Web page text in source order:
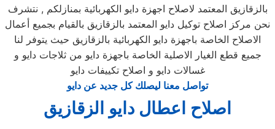
بالزقازيق المعتمد لاصلاح اجهزة دايو الكهربائية بمنازلكم , نتشرف
نحن مركز اصلاح توكيل دايو المعتمد بالزقازيق بالقيام بجميع أعمال
الاصلاح الخاصة باجهزة دايو الكهربائية بالزقازيق حيث يتوفر لنا
جميع قطع الغيار الاصلية الخاصة باجهزة دايو من ثلاجات دايو و
غسالات دايو و اصلاح تكييفات دايو
تواصل معنا ليصلك كل جديد عن دايو
اصلاح اعطال دايو الزقازيق